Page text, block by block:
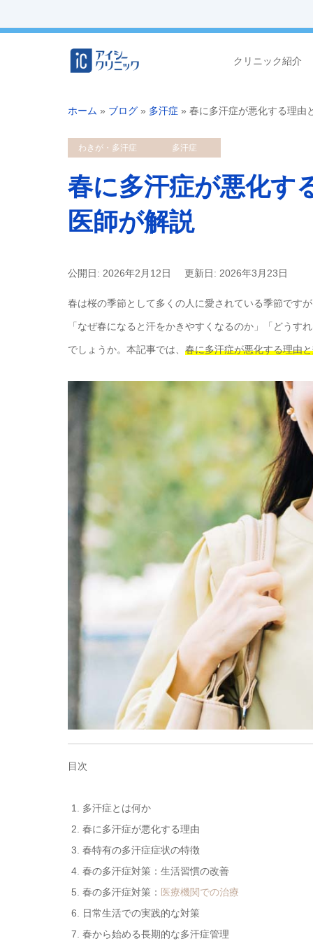
クリニック紹介
ホーム » ブログ » 多汗症 » 春に多汗症が悪化する理由
わきが・多汗症 多汗症
春に多汗症が悪化す
医師が解説
公開日: 2026年2月12日 更新日: 2026年3月23日
春は桜の季節として多くの人に愛されている季節です
「なぜ春になると汗をかきやすくなるのか」「どう
でしょうか。本記事では、 春に多汗症が悪化する理由
目次
多汗症とは何か
春に多汗症が悪化する理由
春特有の多汗症症状の特徴
春の多汗症対策：生活習慣の改善
春の多汗症対策： 医療機関での治療
日常生活での実践的な対策
春から始める長期的な多汗症管理